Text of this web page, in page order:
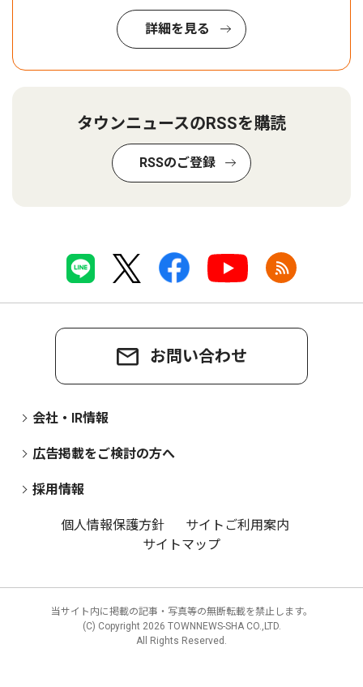
詳細を見る
タウンニュースのRSSを購読
RSSのご登録
お問い合わせ
会社・IR情報
広告掲載をご検討の方へ
採用情報
個人情報保護方針
サイトご利用案内
サイトマップ
当サイト内に掲載の記事・写真等の無断転載を禁止します。
(C) Copyright 2026 TOWNNEWS-SHA CO.,LTD.
All Rights Reserved.